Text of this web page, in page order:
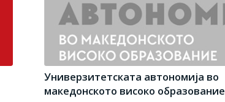
Универзитетската автономија во
македонското високо образование